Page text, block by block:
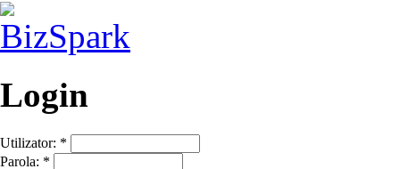
Login
Utilizator: *
Parola: *